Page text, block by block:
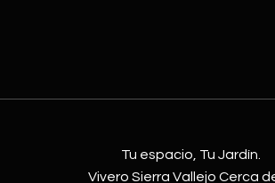
Tu espacio, Tu Jardín.
Vivero Sierra Vallejo Cerca